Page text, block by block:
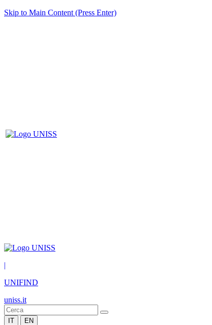
Skip to Main Content (Press Enter)
|
UNIFIND
uniss.it
IT EN